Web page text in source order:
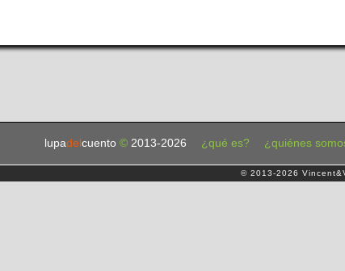
lupadel cuento © 2013-2026 ¿qué es? ¿quiénes
© 2013-2026